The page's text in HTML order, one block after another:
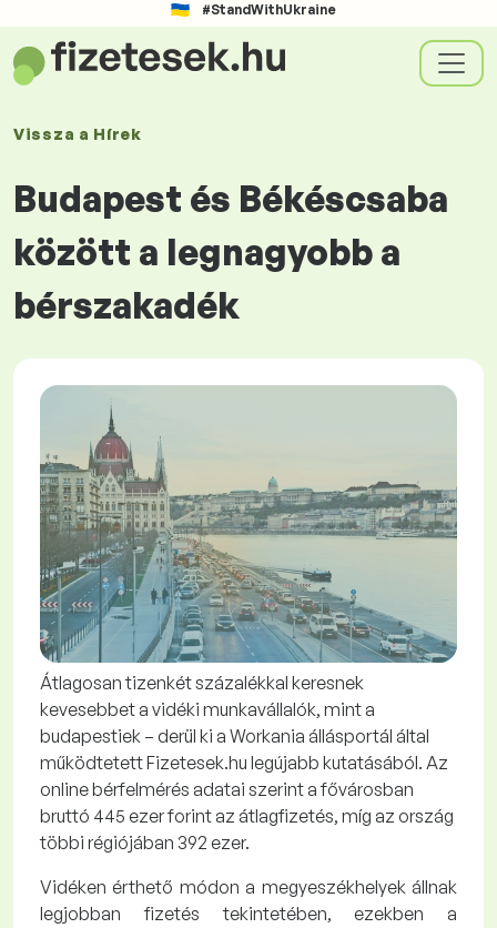
#StandWithUkraine
Vissza a Hírek
Budapest és Békéscsaba
között a legnagyobb a
bérszakadék
Átlagosan tizenkét százalékkal keresnek
kevesebbet a vidéki munkavállalók, mint a
budapestiek – derül ki a Workania állásportál által
működtetett Fizetesek.hu legújabb kutatásából. Az
online bérfelmérés adatai szerint a fővárosban
bruttó 445 ezer forint az átlagfizetés, míg az ország
többi régiójában 392 ezer.
Vidéken érthető módon a megyeszékhelyek állnak
legjobban fizetés tekintetében, ezekben a